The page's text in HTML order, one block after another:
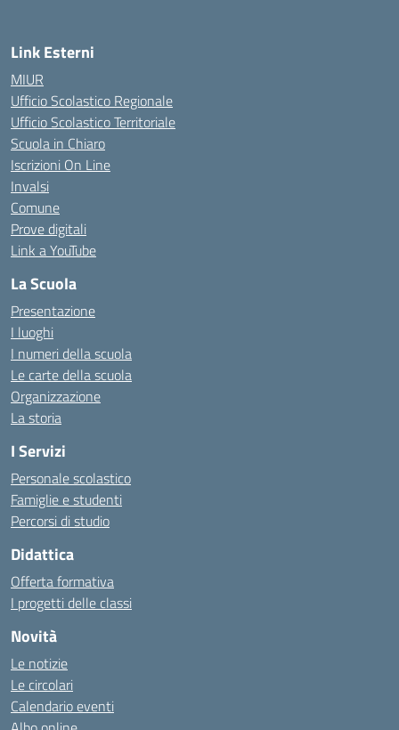
Link Esterni
MIUR
Ufficio Scolastico Regionale
Ufficio Scolastico Territoriale
Scuola in Chiaro
Iscrizioni On Line
Invalsi
Comune
Prove digitali
Link a YouTube
La Scuola
Presentazione
I luoghi
I numeri della scuola
Le carte della scuola
Organizzazione
La storia
I Servizi
Personale scolastico
Famiglie e studenti
Percorsi di studio
Didattica
Offerta formativa
I progetti delle classi
Novità
Le notizie
Le circolari
Calendario eventi